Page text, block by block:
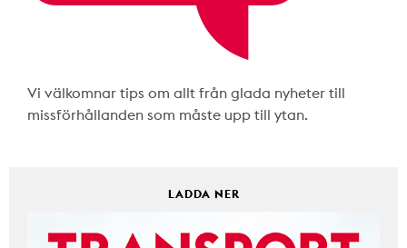
Vi välkomnar tips om allt från glada nyheter till
missförhållanden som måste upp till ytan.
LADDA NER